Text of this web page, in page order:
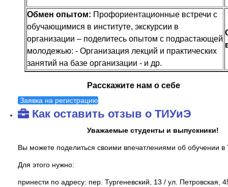
Обмен опытом: Профориентационные встречи с
обучающимися в институте, экскурсии в
организации – поделитесь опытом с подрастающей
молодежью: - Организация лекций и практических
занятий на базе организации - и др.
Расскажите нам о себе
Заявка на регистрацию
Как оставить отзыв о ТИУиЭ
Уважаемые студенты и выпускники!
Вы можете поделиться своими впечатлениями об обучении
Для этого нужно:
принести по адресу: пер. Тургеневский, 13 / ул. Петровская,